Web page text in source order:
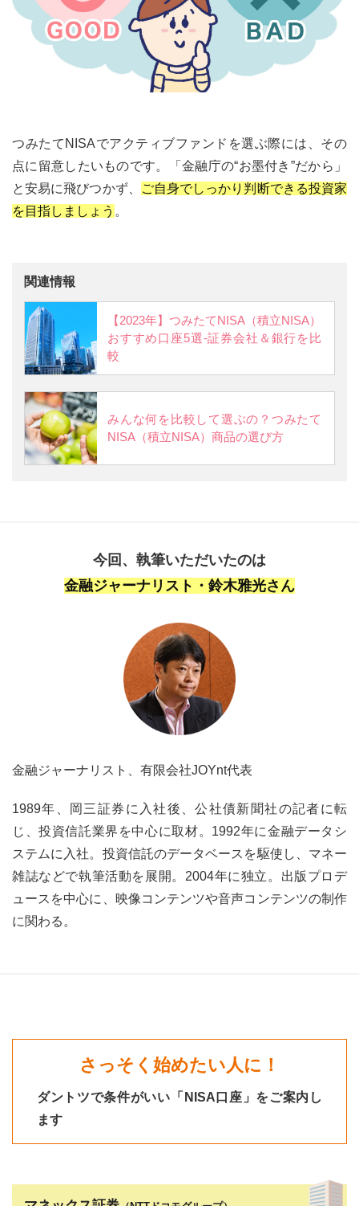
つみたてNISAでアクティブファンドを選ぶ際には、その
点に留意したいものです。「金融庁の“お墨付き”だから」
と安易に飛びつかず、
ご自身でしっかり判断できる投資家
を目指しましょう 。
関連情報
【2023年】つみたてNISA（積立NISA）
おすすめ口座5選-証券会社＆銀行を比
較
みんな何を比較して選ぶの？つみたて
NISA（積立NISA）商品の選び方
今回、執筆いただいたのは
金融ジャーナリスト・鈴木雅光さん
金融ジャーナリスト、有限会社JOYnt代表
1989年、岡三証券に入社後、公社債新聞社の記者に転
じ、投資信託業界を中心に取材。1992年に金融データシ
ステムに入社。投資信託のデータベースを駆使し、マネー
雑誌などで執筆活動を展開。2004年に独立。出版プロデ
ュースを中心に、映像コンテンツや音声コンテンツの制作
に関わる。
さっそく始めたい人に！
ダントツで条件がいい「NISA口座」をご案内し
ます